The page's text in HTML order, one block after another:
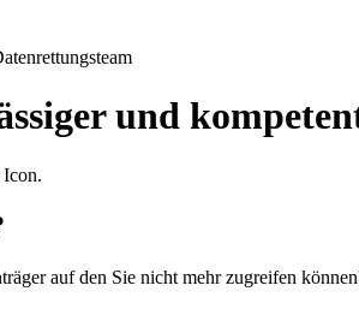
und
auf den Sie nicht mehr zugreifen